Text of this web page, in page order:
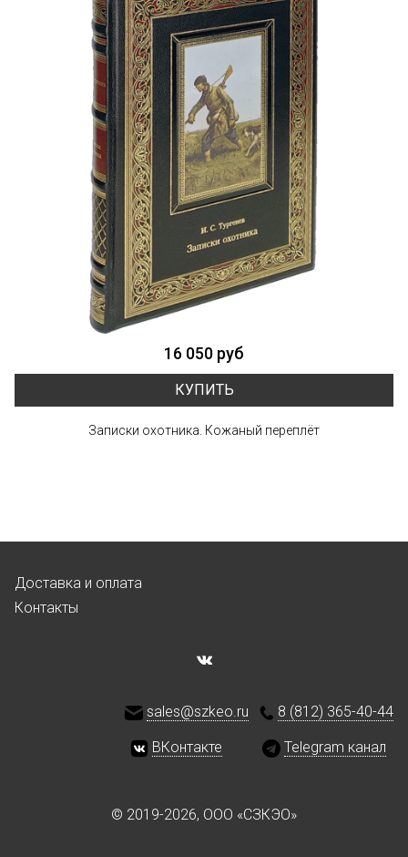
16 050 руб
КУПИТЬ
Записки охотника. Кожаный переплёт
Доставка и оплата
Контакты
sales@szkeo.ru 8 (812) 365-40-44
ВКонтакте Telegram канал
© 2019-2026, ООО «СЗКЭО»